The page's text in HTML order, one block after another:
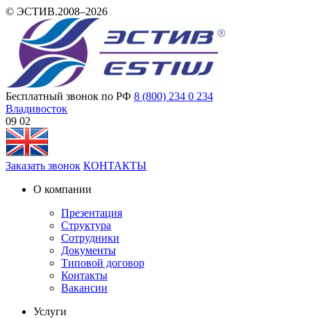
© ЭСТИВ.2008–2026
Бесплатный звонок по РФ 8 (800) 234 0 234
Владивосток
09:02
Заказать звонок КОНТАКТЫ
О компании
Презентация
Структура
Сотрудники
Документы
Типовой договор
Контакты
Вакансии
Услуги